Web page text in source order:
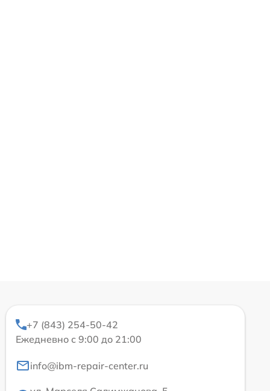
+7 (843) 254-50-42
Ежедневно с 9:00 до 21:00
info@ibm-repair-center.ru